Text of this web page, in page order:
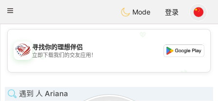
Dating
Toggle
Mode 登录
💖
💕
寻找你的理想伴侣
立即下载我们的交友应用！
遇到 人 Ariana